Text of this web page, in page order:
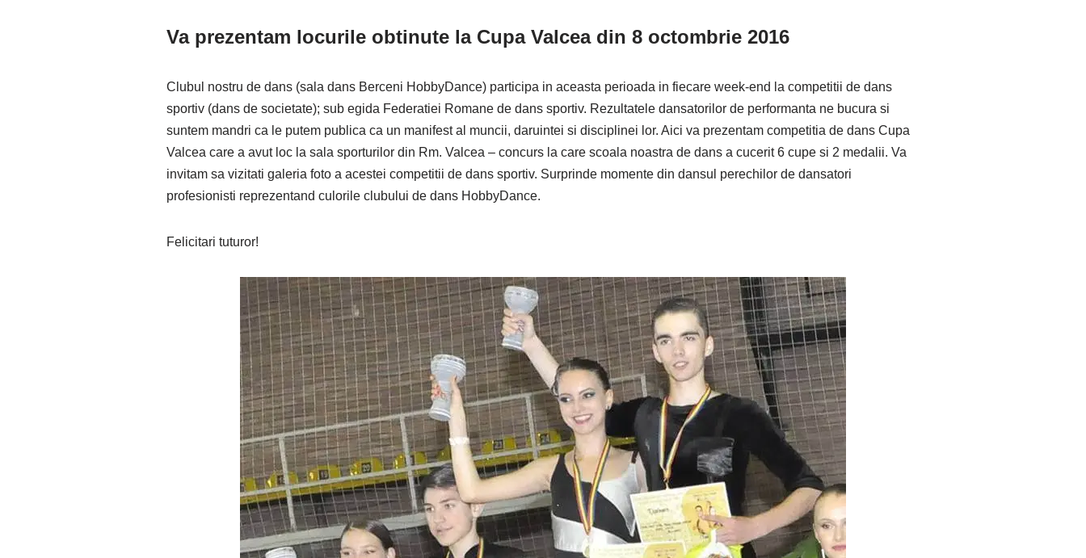
o
k
n
p
m n
z
Va prezentam locurile obtinute la Cupa Valcea din 8 octombrie 2016
Clubul nostru de dans (sala dans Berceni HobbyDance) participa in aceasta perioada in fiecare week-end la competitii de dans
sportiv (dans de societate); sub egida Federatiei Romane de dans sportiv. Rezultatele dansatorilor de performanta ne bucura si
suntem mandri ca le putem publica ca un manifest al muncii, daruintei si disciplinei lor. Aici va prezentam competitia de dans Cupa
Valcea care a avut loc la sala sporturilor din Rm. Valcea – concurs la care scoala noastra de dans a cucerit 6 cupe si 2 medalii. Va
invitam sa vizitati galeria foto a acestei competitii de dans sportiv. Surprinde momente din dansul perechilor de dansatori
profesionisti reprezentand culorile clubului de dans HobbyDance.
Felicitari tuturor!